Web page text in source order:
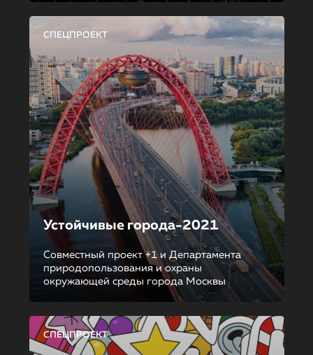
СПЕЦПРОЕКТ
Устойчивые города-2021
Совместный проект +1 и Департамента
природопользования и охраны
окружающей среды города Москвы
СПЕЦПРОЕКТ